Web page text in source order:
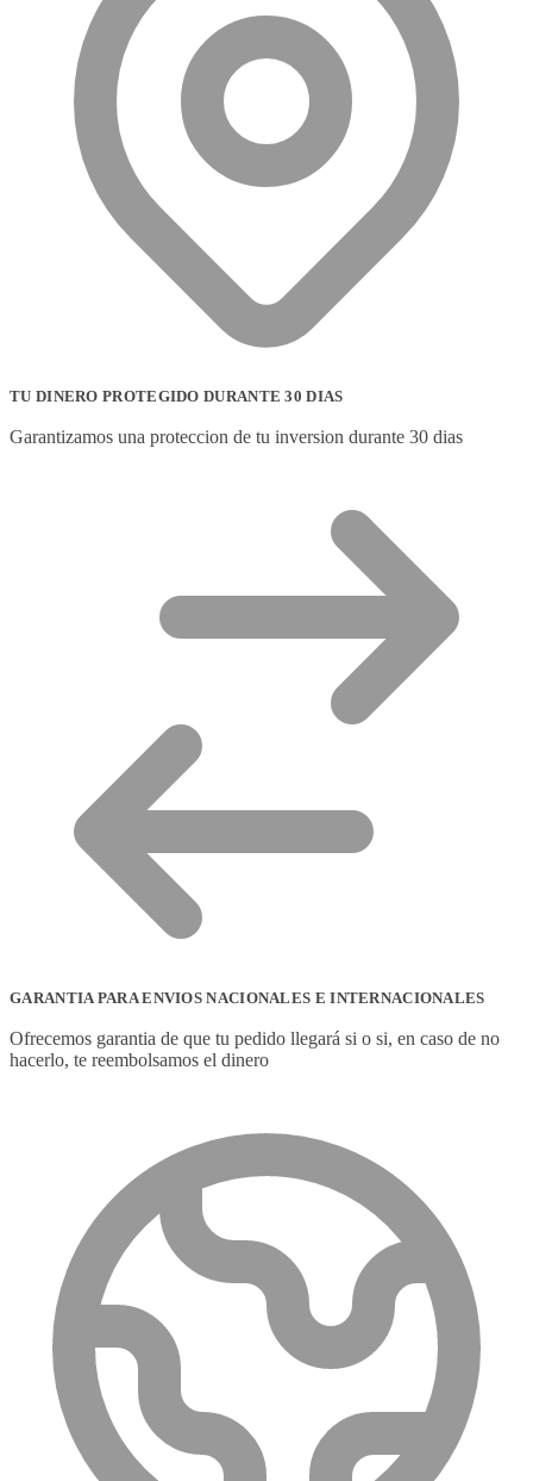
TU DINERO PROTEGIDO DURANTE 30 DIAS
Garantizamos una proteccion de tu inversion durante 30 dias
GARANTIA PARA ENVIOS NACIONALES E INTERNACIONALES
Ofrecemos garantia de que tu pedido llegará si o si, en caso de no
hacerlo, te reembolsamos el dinero